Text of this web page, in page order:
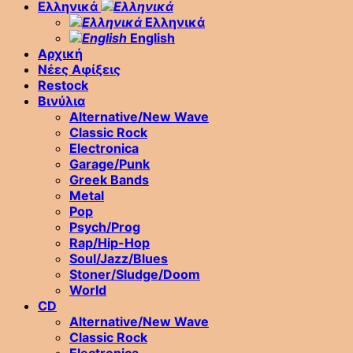
Ελληνικά
Ελληνικά
English
Αρχική
Νέες Αφίξεις
Restock
Βινύλια
Alternative/New Wave
Classic Rock
Electronica
Garage/Punk
Greek Bands
Metal
Pop
Psych/Prog
Rap/Hip-Hop
Soul/Jazz/Blues
Stoner/Sludge/Doom
World
CD
Alternative/New Wave
Classic Rock